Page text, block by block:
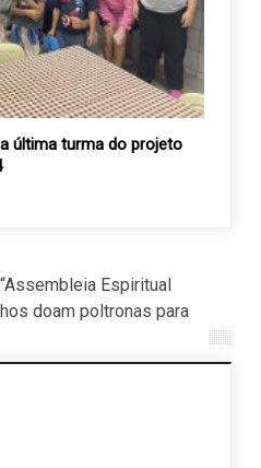
última turma do projeto
Espiritual
doam poltronas para